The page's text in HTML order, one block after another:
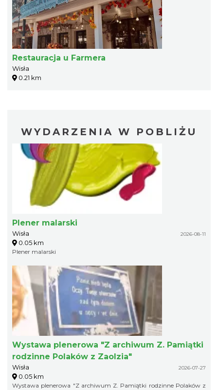
Restauracja u Farmera
Wisła
0.21 km
WYDARZENIA W POBLIŻU
Plener malarski
Wisła 2026-08-11
0.05 km
Plener malarski
Wystawa plenerowa "Z archiwum Z. Pamiątki
rodzinne Polaków z Zaolzia"
Wisła 2026-07-27
0.05 km
Wystawa plenerowa "Z archiwum Z. Pamiątki rodzinne Polaków z